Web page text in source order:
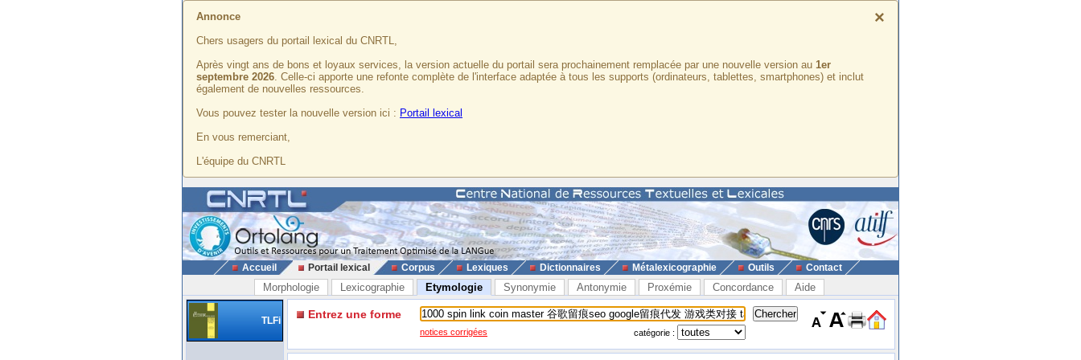
×
Annonce
Chers usagers du portail lexical du CNRTL,
Après vingt ans de bons et loyaux services, la version actuelle du portail sera prochainement remplacée par une nouvelle version au 1er
septembre 2026. Celle-ci apporte une refonte complète de l'interface adaptée à tous les supports (ordinateurs, tablettes, smartphones) et inclut
également de nouvelles ressources.
Vous pouvez tester la nouvelle version ici : Portail lexical
En vous remerciant,
L'équipe du CNRTL
Accueil Portail lexical Corpus Lexiques Dictionnaires Métalexicographie Outils Contact
Morphologie Lexicographie Etymologie Synonymie Antonymie Proxémie Concordance Aide
TLFi Entrez une forme
notices corrigées catégorie :